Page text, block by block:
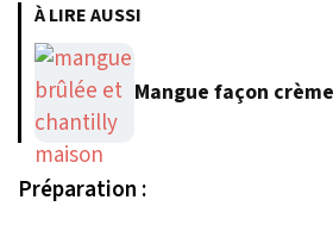
À LIRE AUSSI
Mangue façon
Préparation :